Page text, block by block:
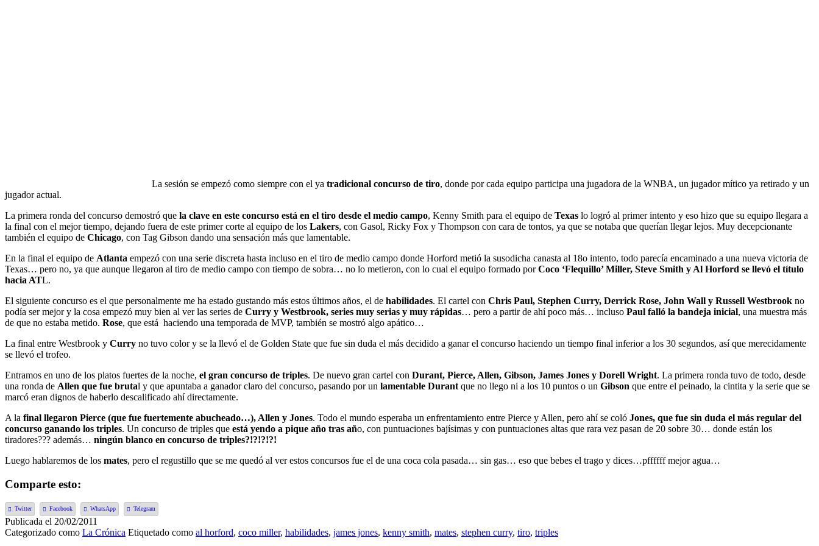
La sesión se empezó como siempre con el ya tradicional concurso de tiro, donde por cada equipo participa una jugadora de la WNBA, un jugador mítico ya retirado y un
jugador actual.
La primera ronda del concurso demostró que la clave en este concurso está en el tiro desde el medio campo, Kenny Smith para el equipo de Texas lo logró al primer intento y eso hizo que su equipo llegara a
la final con el mejor tiempo, dejando fuera de este primer corte al equipo de los Lakers, con Gasol, Ricky Fox y Thompson con cara de tontos, ya que se notaba que querían llegar lejos. Muy decepcionante
también el equipo de Chicago, con Tag Gibson dando una sensación más que lamentable.
En la final el equipo de Atlanta empezó con una serie discreta hasta incluso en el tiro de medio campo donde Horford metió la susodicha canasta al 18o intento, todo parecía encaminado a una nueva victoria de
Texas… pero no, ya que aunque llegaron al tiro de medio campo con tiempo de sobra… no lo metieron, con lo cual el equipo formado porCoco ‘Flequillo’ Miller, Steve Smith y Al Horford se llevó el título
hacia ATL.
El siguiente concurso es el que personalmente me ha estado gustando más estos últimos años, el de habilidades. El cartel con Chris Paul, Stephen Curry, Derrick Rose, John Wall y Russell Westbrook no
podía ser mejor y la cosa empezó muy bien al ver las series de Curry y Westbrook, series muy serias y muy rápidas… pero a partir de ahí poco más… incluso Paul falló la bandeja inicial, una muestra más
de que no estaba metido. Rose, que está haciendo una temporada de MVP, también se mostró algo apático…
La final entre Westbrook y Curry no tuvo color y se la llevó el de Golden State que fue sin duda el más decidido a ganar el concurso haciendo un tiempo final inferior a los 30 segundos, así que merecidamente
se llevó el trofeo.
Entramos en uno de los platos fuertes de la noche, el gran concurso de triples. De nuevo gran cartel con Durant, Pierce, Allen, Gibson, James Jones y Dorell Wright. La primera ronda tuvo de todo, desde
una ronda de Allen que fue brutal y que apuntaba a ganador claro del concurso, pasando por un lamentable Durant que no llego ni a los 10 puntos o un Gibson que entre el peinado, la cintita y la serie que se
marcó eran dignos de haberlo descalificado ahí directamente.
A la final llegaron Pierce (que fue fuertemente abucheado…), Allen y Jones. Todo el mundo esperaba un enfrentamiento entre Pierce y Allen, pero ahí se coló Jones, que fue sin duda el más regular del
concurso ganando los triples. Un concurso de triples que está yendo a pique año tras año, con puntuaciones bajísimas y con puntuaciones altas que rara vez pasan de 20 sobre 30… donde están los
tiradores??? además… ningún blanco en concurso de triples?!?!?!?!
Luego hablaremos de los mates, pero el regustillo que se me quedó al ver estos concursos fue el de una coca cola pasada… sin gas… eso que bebes el trago y dices…pffffff mejor agua…
Comparte esto:
Twitter Facebook WhatsApp Telegram
Publicada el 20/02/2011
Categorizado como La Crónica Etiquetado como al horford, coco miller, habilidades, james jones, kenny smith, mates, stephen curry, tiro, triples